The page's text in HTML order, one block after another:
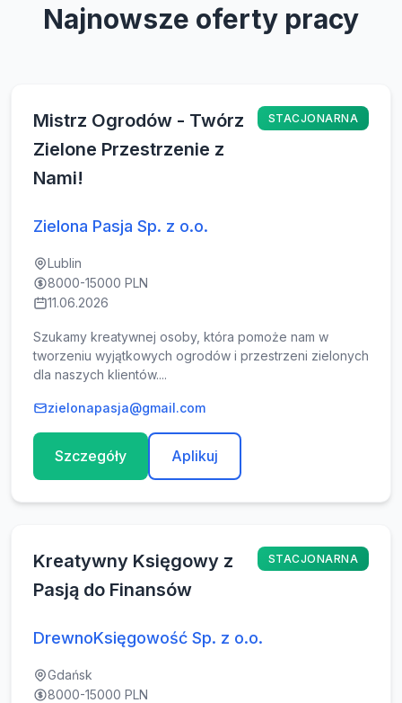
Najnowsze oferty pracy
Mistrz Ogrodów - Twórz
Zielone Przestrzenie z
Nami!
STACJONARNA
Zielona Pasja Sp. z o.o.
Lublin
8000-15000 PLN
11.06.2026
Szukamy kreatywnej osoby, która pomoże nam w
tworzeniu wyjątkowych ogrodów i przestrzeni zielonych
dla naszych klientów....
zielonapasja@gmail.com
Szczegóły Aplikuj
Kreatywny Księgowy z
Pasją do Finansów
STACJONARNA
DrewnoKsięgowość Sp. z o.o.
Gdańsk
8000-15000 PLN